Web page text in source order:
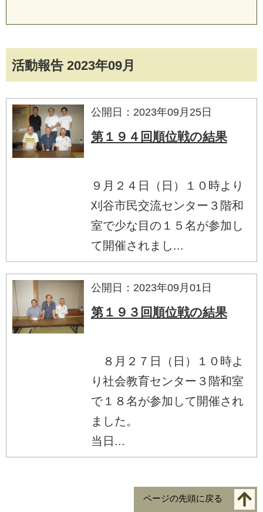
活動報告 2023年09月
公開日：2023年09月25日
第１９４回順位戦の結果
９月２４日（日）１０時より
刈谷市民交流センター３階和
室で少な目の１５名が参加し
て開催されまし...
公開日：2023年09月01日
第１９３回順位戦の結果
８月２７日（日）１０時よ
り社会教育センター３階和室
で１８名が参加して開催され
ました。
当日...
ページの先頭に戻る